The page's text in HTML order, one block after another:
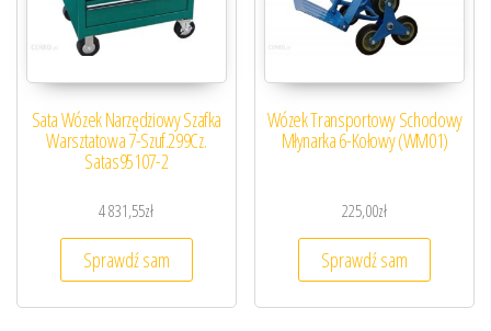
Sata Wózek Narzędziowy Szafka
Warsztatowa 7-Szuf.299Cz.
Satas95107-2
4 831,55zł
Sprawdź sam
Wózek Transportowy Schodowy
Młynarka 6-Kołowy (WM01)
225,00zł
Sprawdź sam